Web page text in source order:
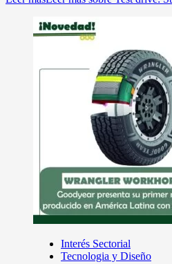
Interés Sectorial
Tecnologia y Diseño